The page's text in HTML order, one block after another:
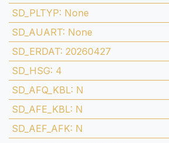
SD_PLTYP: None
SD_AUART: None
SD_ERDAT: 20260427
SD_HSG: 4
SD_AFQ_KBL: N
SD_AFE_KBL: N
SD_AEF_AFK: N